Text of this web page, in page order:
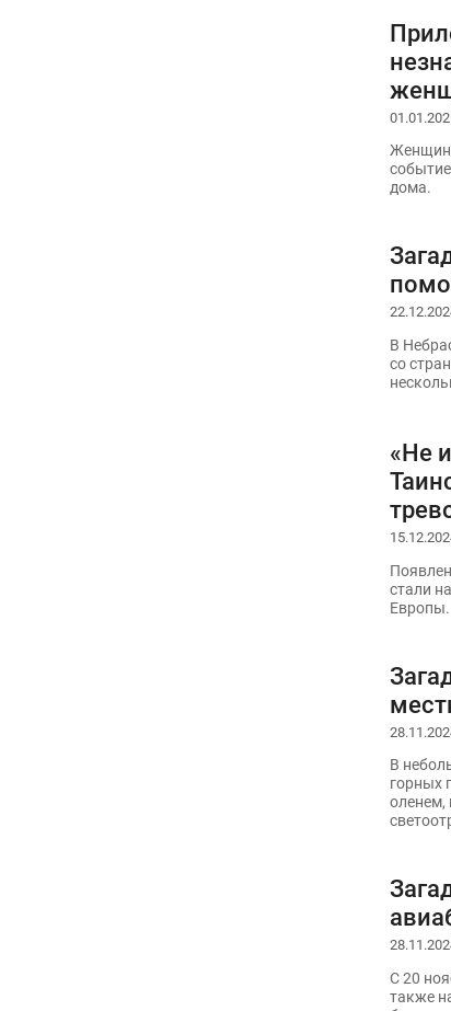
дома.
В
со
«Не
стали
Европы.
В
горных
оленем,
С 20
также